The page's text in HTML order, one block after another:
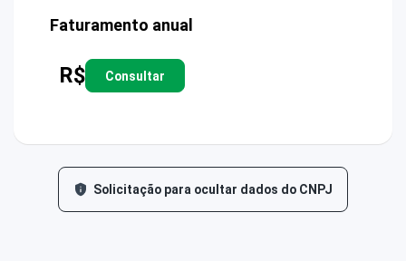
Faturamento anual
R$ Consultar
Solicitação para ocultar dados do CNPJ